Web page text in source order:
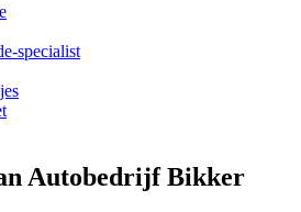
specialist
Autobedrijf Bikker